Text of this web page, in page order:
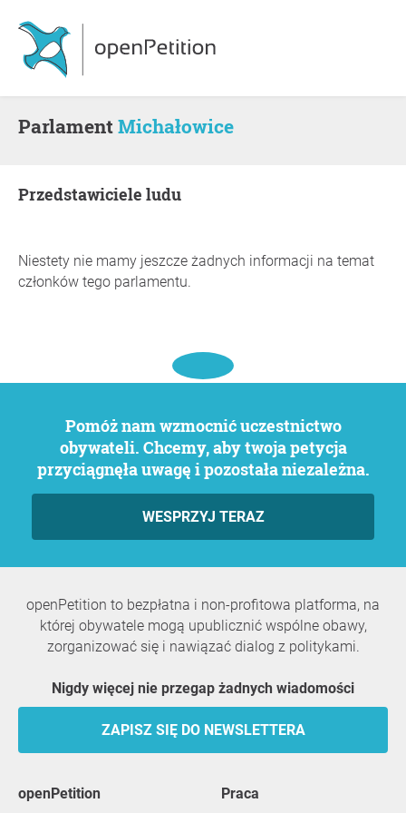
ParlamentMichałowice
Przedstawiciele ludu
Niestety nie mamy jeszcze żadnych informacji na temat
członków tego parlamentu.
Pomóż nam wzmocnić uczestnictwo
obywateli. Chcemy, aby twoja petycja
przyciągnęła uwagę i pozostała niezależna.
WESPRZYJ TERAZ
openPetition to bezpłatna i non-profitowa platforma, na
której obywatele mogą upublicznić wspólne obawy,
zorganizować się i nawiązać dialog z politykami.
Nigdy więcej nie przegap żadnych wiadomości
ZAPISZ SIĘ DO NEWSLETTERA
openPetition praca